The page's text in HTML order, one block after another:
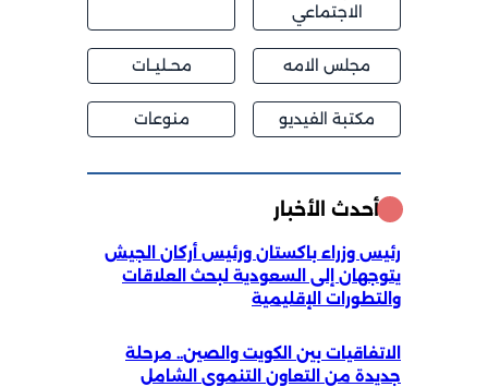
الاجتماعي
مجلس الامه محــليــات
مكتبة الفيديو منوعات
أحدث الأخبار
رئيس وزراء باكستان ورئيس أركان الجيش
يتوجهان إلى السعودية لبحث العلاقات
والتطورات الإقليمية
الاتفاقيات بين الكويت والصين.. مرحلة
جديدة من التعاون التنموي الشامل